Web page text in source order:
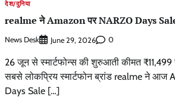
देश/दुनिया
realme ने Amazon पर NARZO Days Sale
News Desk June 29, 2026 0
26 जून से स्मार्टफोन्स की शुरुआती कीमत
सबसे लोकप्रिय स्मार्टफोन ब्रांड realme ने आज
Days Sale […]